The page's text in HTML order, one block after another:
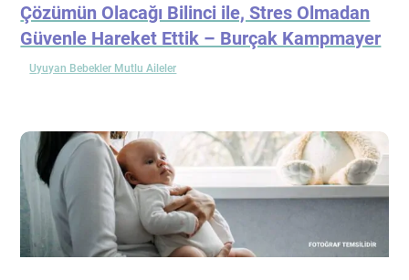
Çözümün Olacağı Bilinci ile, Stres Olmadan
Güvenle Hareket Ettik – Burçak Kampmayer
Uyuyan Bebekler Mutlu Aileler